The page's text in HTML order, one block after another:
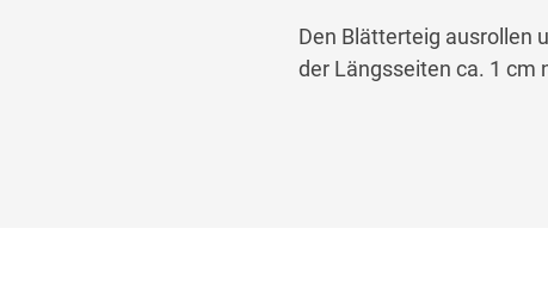
Den Blätterteig ausrollen
der Längsseiten ca. 1 cm